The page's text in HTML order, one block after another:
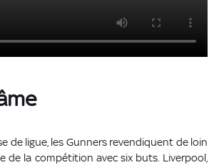
de ligue, les Gunners revendiquent de loin
de la compétition avec six buts. Liverpool,